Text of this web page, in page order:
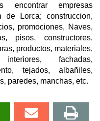
encontrar empresas
de Lorca; construccion,
promociones, Naves,
pisos, constructores,
productos, materiales,
fachadas,
tejados, albañiles,
paredes, manchas, etc.